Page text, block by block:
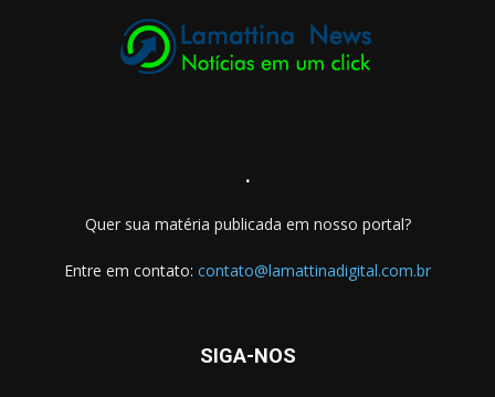
.
Quer sua matéria publicada em nosso portal?
Entre em contato: contato@lamattinadigital.com.br
SIGA-NOS